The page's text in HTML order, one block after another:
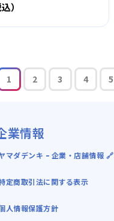
）
1 2 3 4 5
業情報
マダデンキ ｰ 企業・店舗情報 🔗
定商取引法に関する表示
人情報保護方針